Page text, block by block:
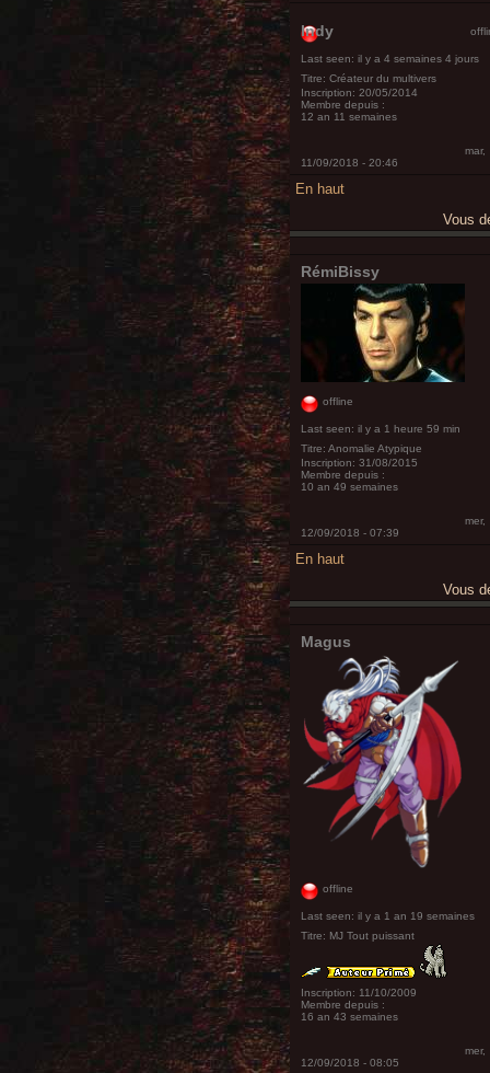
Indy
Last seen: il y a 4 semaines 4 jours
Titre: Créateur du multivers
Inscription: 20/05/2014
Membre depuis :
12 an 11 semaines
mar,
11/09/2018 - 20:46
En haut
Vous
RémiBissy
offline
Last seen: il y a 1 heure 59 min
Titre: Anomalie Atypique
Inscription: 31/08/2015
Membre depuis :
10 an 49 semaines
mer,
12/09/2018 - 07:39
En haut
Vous
Magus
offline
Last seen: il y a 1 an 19 semaines
Titre: MJ Tout puissant
Inscription: 11/10/2009
Membre depuis :
16 an 43 semaines
mer,
12/09/2018 - 08:05